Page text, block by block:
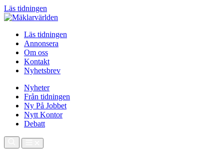
Läs tidningen
Läs tidningen
Annonsera
Om oss
Kontakt
Nyhetsbrev
Nyheter
Från tidningen
Ny På Jobbet
Nytt Kontor
Debatt